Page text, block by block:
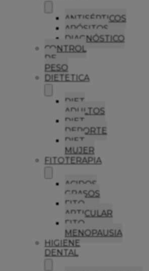
ANTISÉPTICOS
APÓSITOS
DIAGNÓSTICO
CONTROL
DE
PESO
DIETETICA
DIET
ADULTOS
DIET
DEPORTE
DIET
MUJER
FITOTERAPIA
ACIDOS
GRASOS
FITO
ARTICULAR
FITO
MENOPAUSIA
HIGIENE
DENTAL